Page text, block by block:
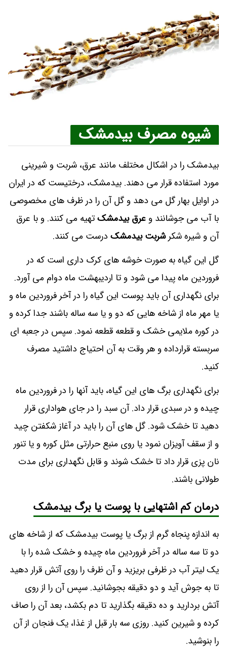
شیوه مصرف بیدمشک
بیدمشک را در اشکال مختلف مانند عرق، شربت و شیرینی
مورد استفاده قرار می‌ دهند. بیدمشک، درختیست که در ایران
در اوایل بهار گل می‌ دهد و گل آن را در ظرف‌ های مخصوصی
با آب می‌ جوشانند و عرق بیدمشکتهیه می‌ کنند. و با عرق
آن و شیره شکرشربت بیدمشک درست می‌ کنند.
گل این گیاه به صورت خوشه‌ های کرک‌ داری است که در
فروردین ماه پیدا می‌ شود و تا اردیبهشت ماه دوام می‌ آورد.
برای نگهداری آن باید پوست این گیاه را در آخر فروردین ماه و
یا مهر ماه از شاخه‌ هایی که دو و یا سه ساله باشند جدا کرده و
در کوره ملایمی خشک و قطعه قطعه نمود. سپس در جعبه‌ ای
سربسته قرارداده و هر وقت به آن احتیاج داشتید مصرف
کنید.
برای نگهداری برگ‌ های این گیاه، باید آنها را در فروردین ماه
چیده و در سبدی قرار داد. آن سبد را در جای هواداری قرار
دهید تا خشک شود. گل‌ های آن را باید در آغاز شکفتن چید
و از سقف آویزان نمود یا روی منبع حرارتی مثل کوره و یا تنور
نان پزی قرار داد تا خشک شوند و قابل نگهداری برای مدت
طولانی باشند.
درمان کم اشتهایی با پوست یا برگ بیدمشک
به اندازه پنجاه گرم از برگ یا پوست بیدمشک که از شاخه‌ های
دو تا سه ساله در آخر فروردین ماه چیده و خشک شده را با
یک لیتر آب در ظرفی بریزید و آن ظرف را روی آتش قرار دهید
تا به جوش آید و دو دقیقه بجوشانید. سپس آن را از روی
آتش بردارید و ده دقیقه بگذارید تا دم بکشد، بعد آن را صاف
کرده و شیرین کنید. روزی سه بار قبل از غذا، یک فنجان از آن
را بنوشید.